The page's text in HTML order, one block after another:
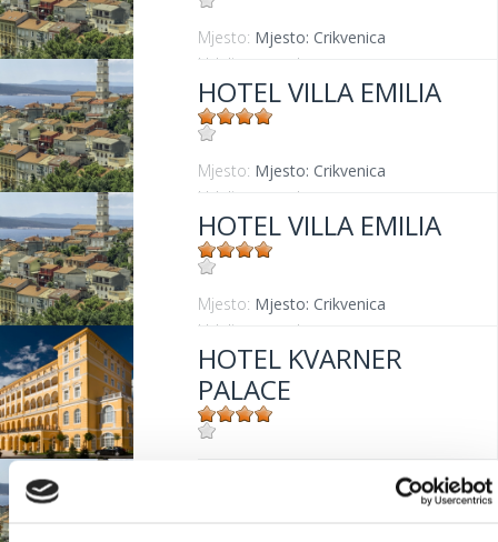
Mjesto: Mjesto: Crikvenica
Udaljenost od mora:
HOTEL VILLA EMILIA
Mjesto: Mjesto: Crikvenica
Udaljenost od mora:
HOTEL VILLA EMILIA
Mjesto: Mjesto: Crikvenica
Udaljenost od mora:
HOTEL KVARNER
PALACE
100 m
HOTEL VILLA EMILIA